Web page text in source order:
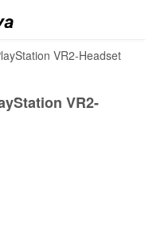
VR2-Headset
VR2-